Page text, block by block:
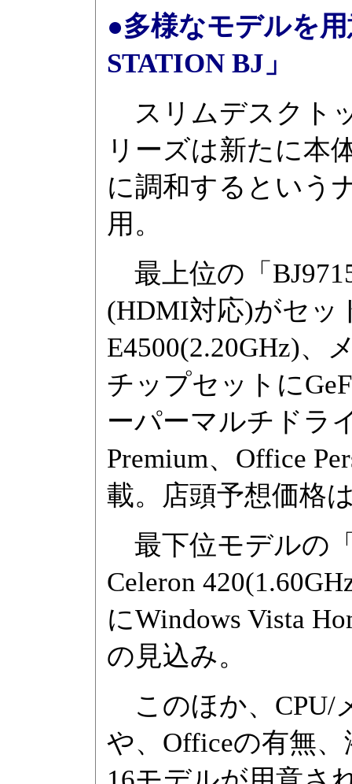
●多様なモデルを
STATION BJ」
スリムデスクト
リーズは新たに本
に調和するという
用。
最上位の「
(HDMI対応)がセッ
E4500(2.20GHz)、
チップセットに
ーパーマルチドラ
Premium、Office
載。店頭予想価格
最下位モデルの
Celeron
にWindows Vista
の見込み。
このほか、CPU/
や、Officeの有無